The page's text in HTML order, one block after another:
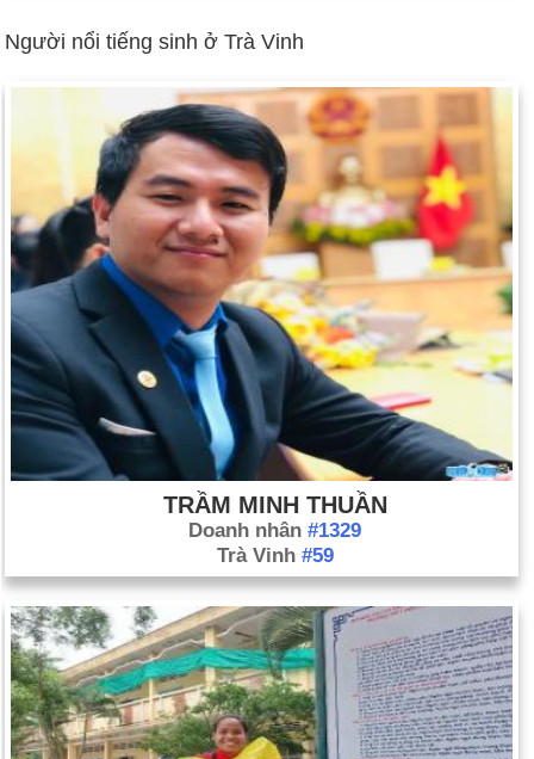
Người nổi tiếng sinh ở Trà Vinh
TRẦM MINH THUẦN
Doanh nhân #1329
Trà Vinh #59